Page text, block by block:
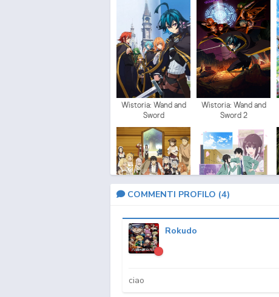
Wistoria: Wand and
Sword
Wistoria: Wand and
Sword 2
Farming Life in
Another World 2
COMMENTI PROFILO (4)
Rokudo
ciao